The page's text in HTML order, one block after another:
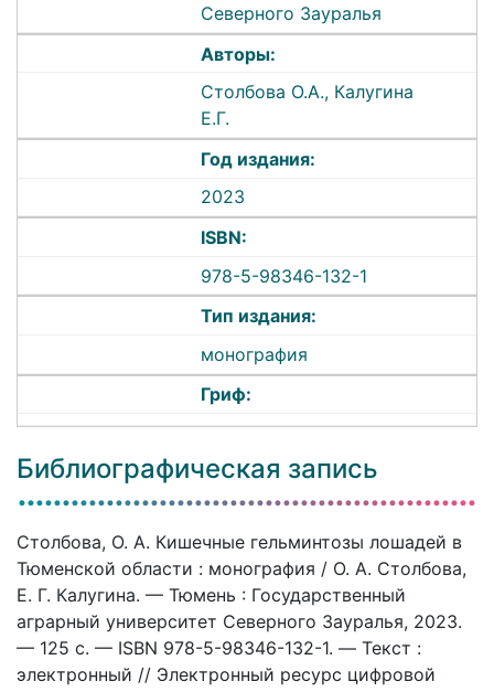
Северного Зауралья
Авторы:
Столбова О.А., Калугина
Е.Г.
Год издания:
2023
ISBN:
978-5-98346-132-1
Тип издания:
монография
Гриф:
Библиографическая запись
Столбова, О. А. Кишечные гельминтозы лошадей в
Тюменской области : монография / О. А. Столбова,
Е. Г. Калугина. — Тюмень : Государственный
аграрный университет Северного Зауралья, 2023.
— 125 c. — ISBN 978-5-98346-132-1. — Текст :
электронный // Электронный ресурс цифровой